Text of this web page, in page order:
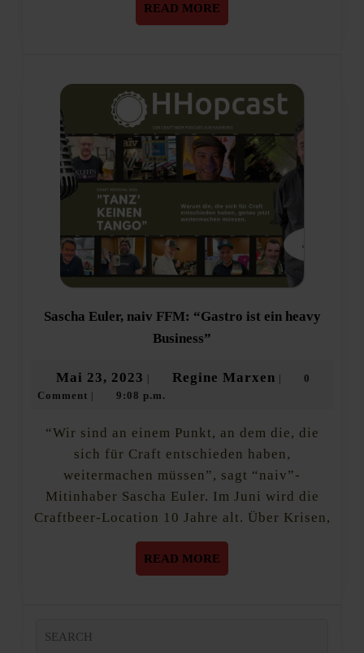
READ MORE
MORE
Sascha Euler, naiv FFM: “Gastro ist ein heavy
Business”
FFM:
ein
heavy
Business”
Mai 23, 2023 Mai
23,
Regine Marxen Regine
0
Comment
9:08 p.m.
“Wir sind an einem Punkt, an dem die, die
sich für Craft entschieden haben,
weitermachen müssen”, sagt “naiv”-
Mitinhaber Sascha Euler. Im Juni wird die
Craftbeer-Location 10 Jahre alt. Über Krisen,
READ MORE
MORE
for: